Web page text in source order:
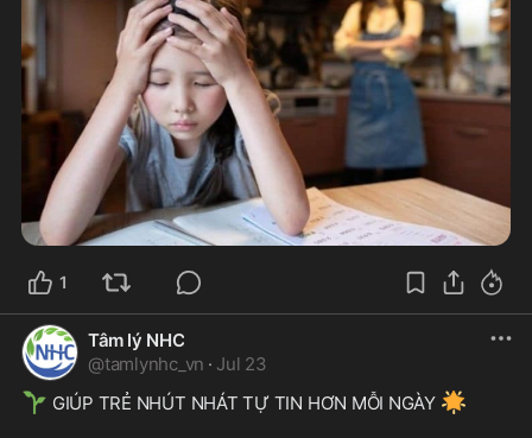
1
Tâm lý NHC
@tamlynhc_vn · Jul 23
🌱 GIÚP TRẺ NHÚT NHÁT TỰ TIN HƠN MỖI NGÀY 🌟